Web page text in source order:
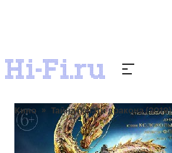
Кино Тайна печати дракона (2019)